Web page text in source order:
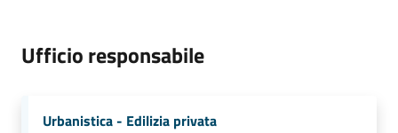
Ufficio responsabile
Urbanistica - Edilizia privata